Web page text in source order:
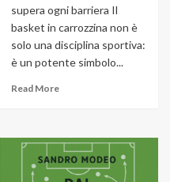
supera ogni barriera Il
basket in carrozzina non è
solo una disciplina sportiva:
è un potente simbolo...
Read More